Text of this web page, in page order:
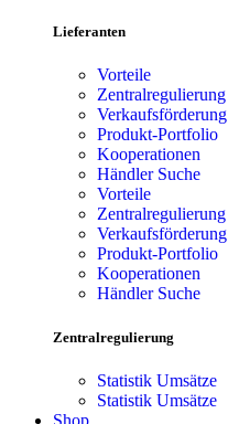
Lieferanten
Vorteile
Zentralregulierung
Verkaufsförderung
Produkt-Portfolio
Kooperationen
Händler Suche
Vorteile
Zentralregulierung
Verkaufsförderung
Produkt-Portfolio
Kooperationen
Händler Suche
Zentralregulierung
Statistik Umsätze
Statistik Umsätze
Shop